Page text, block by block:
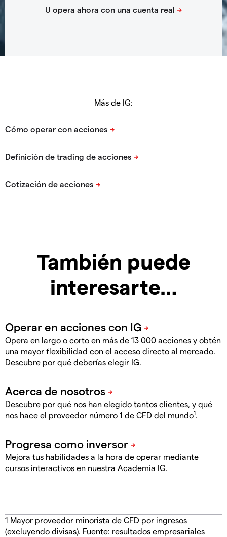
Más de IG:
También puede
interesarte…
Opera en largo o corto en más de 13 000 acciones y obtén
una mayor flexibilidad con el acceso directo al mercado.
Descubre por qué deberías elegir IG.
Descubre por qué nos han elegido tantos clientes, y qué
nos hace el proveedor número 1 de CFD del mundo1.
Mejora tus habilidades a la hora de operar mediante
cursos interactivos en nuestra Academia IG.
1 Mayor proveedor minorista de CFD por ingresos
(excluyendo divisas). Fuente: resultados empresariales